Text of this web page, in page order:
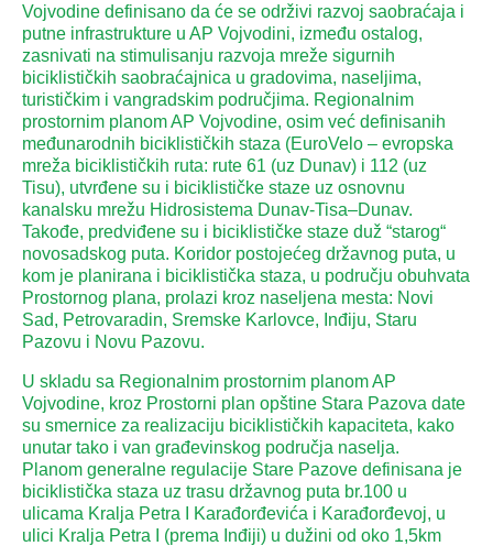
Vojvodine definisano da će se održivi razvoj saobraćaja i
putne infrastrukture u AP Vojvodini, između ostalog,
zasnivati na stimulisanju razvoja mreže sigurnih
biciklističkih saobraćajnica u gradovima, naseljima,
turističkim i vangradskim područjima. Regionalnim
prostornim planom AP Vojvodine, osim već definisanih
međunarodnih biciklističkih staza (EuroVelo – evropska
mreža biciklističkih ruta: rute 61 (uz Dunav) i 112 (uz
Tisu), utvrđene su i biciklističke staze uz osnovnu
kanalsku mrežu Hidrosistema Dunav-Tisa–Dunav.
Takođe, predviđene su i biciklističke staze duž “starog“
novosadskog puta. Koridor postojećeg državnog puta, u
kom je planirana i biciklistička staza, u području obuhvata
Prostornog plana, prolazi kroz naseljena mesta: Novi
Sad, Petrovaradin, Sremske Karlovce, Inđiju, Staru
Pazovu i Novu Pazovu.
U skladu sa Regionalnim prostornim planom AP
Vojvodine, kroz Prostorni plan opštine Stara Pazova date
su smernice za realizaciju biciklističkih kapaciteta, kako
unutar tako i van građevinskog područja naselja.
Planom generalne regulacije Stare Pazove definisana je
biciklistička staza uz trasu državnog puta br.100 u
ulicama Kralja Petra I Karađorđevića i Karađorđevoj, u
ulici Kralja Petra I (prema Inđiji) u dužini od oko 1,5km